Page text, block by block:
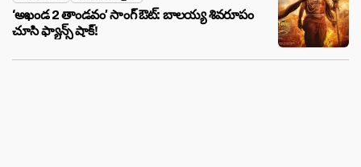
‘అఖండ 2 తాండవం’ సాంగ్ ఔట్: బాలయ్య శివరూపం
చూసి ఫ్యాన్స్ షాక్!